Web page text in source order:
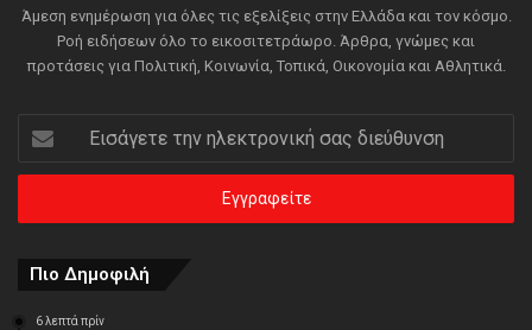
Άμεση ενημέρωση για όλες τις εξελίξεις στην Ελλάδα και τον κόσμο.
Ροή ειδήσεων όλο το εικοσιτετράωρο. Άρθρα, γνώμες και
προτάσεις για Πολιτική, Κοινωνία, Τοπικά, Οικονομία και Αθλητικά.
Εισάγετε
την
ηλεκτρονική
διεύθυνση
Πιο Δημοφιλή
6 λεπτά πρίν